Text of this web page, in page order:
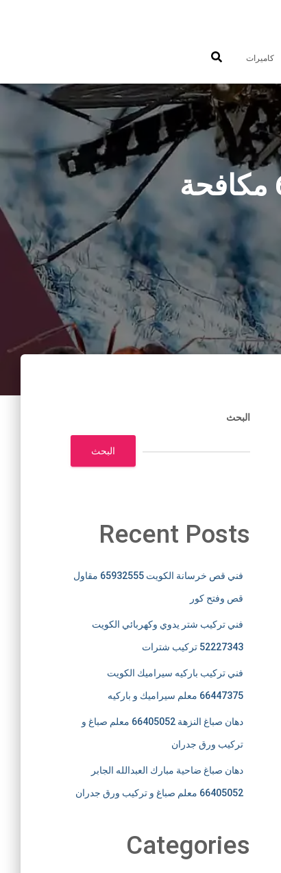
كاميرات
شركة مكافحة حشرات تيماء 65781212 مكافحة
البحث
البحث
Recent Posts
فني قص خرسانة الكويت 65932555 مقاول
قص وفتح كور
فني تركيب شتر يدوي وكهربائي الكويت
52227343 تركيب شترات
فني تركيب باركيه سيراميك الكويت
66447375 معلم سيراميك و باركيه
دهان صباغ النزهة 66405052 معلم صباغ و
تركيب ورق جدران
دهان صباغ ضاحية مبارك العبدالله الجابر
66405052 معلم صباغ و تركيب ورق جدران
Categories